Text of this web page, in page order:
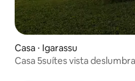
Casa ⋅ Igarassu
Casa 5suítes vista